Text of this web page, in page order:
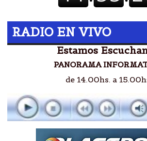
RADIO EN VIVO
Estamos
PANORAMA
de 14.00hs. a